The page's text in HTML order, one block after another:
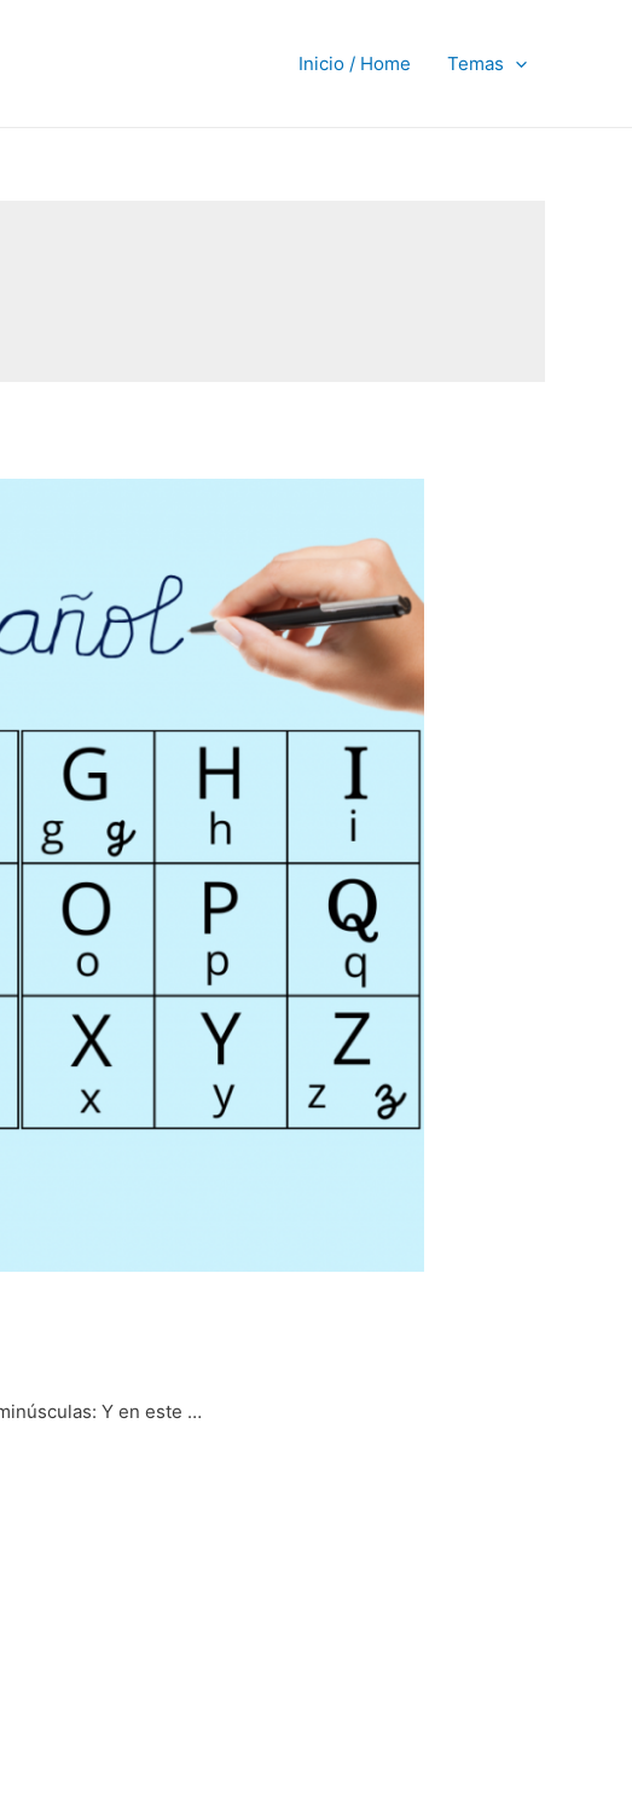
Inicio / Home Temas
Y en este …